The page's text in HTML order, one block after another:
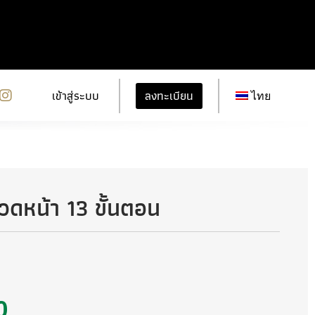
เข้าสู่ระบบ ลงทะเบียน ไทย
ดหน้า 13 ขั้นตอน